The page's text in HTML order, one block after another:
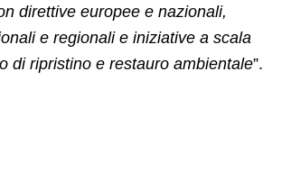
direttive europee e nazionali,
e regionali e iniziative a scala
di ripristino e restauro ambientale”.